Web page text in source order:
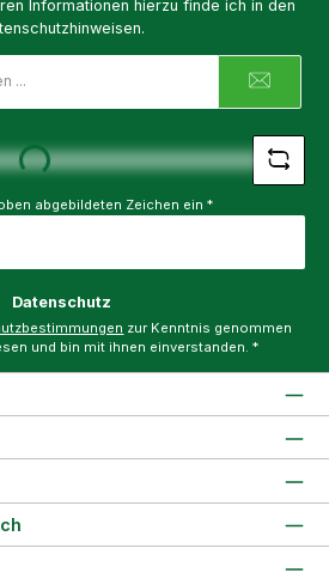
Informationen hierzu finde ich in den
Loading...
abgebildeten Zeichen ein *
Datenschutz
zur Kenntnis genommen
und bin mit ihnen einverstanden. *